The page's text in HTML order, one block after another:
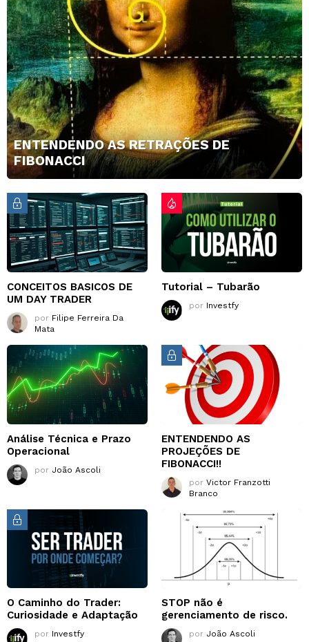
ENTENDENDO AS RETRAÇÕES DE
FIBONACCI
CONCEITOS BASICOS DE
UM DAY TRADER
por Filipe Ferreira Da
Mata
Tutorial – Tubarão
por Investfy
Análise Técnica e Prazo
Operacional
por João Ascoli
ENTENDENDO AS
PROJEÇÕES DE
FIBONACCI!!
por Victor Franzotti
Branco
O Caminho do Trader:
Curiosidade e Adaptação
por Investfy
STOP não é
gerenciamento de risco.
por João Ascoli